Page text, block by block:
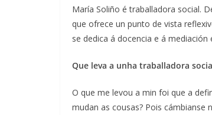
María Soliño é traballadora social.
que ofrece un punto de vista
se dedica á docencia e á
Que leva a unha traballadora
O que me levou a min foi que a
mudan as cousas? Pois